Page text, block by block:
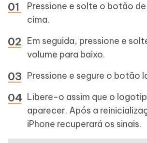
Pressione e solte o botão
cima.
Em seguida, pressione e
volume para baixo.
Pressione e segure o botão
Libere-o assim que o
aparecer. Após a
iPhone recuperará os sinais.